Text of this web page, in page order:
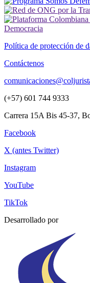
Política de protección de
Contáctenos
(+57) 601 744 9333
Carrera 15A Bis 45-37,
Facebook
X (antes Twitter)
Instagram
YouTube
TikTok
Desarrollado por